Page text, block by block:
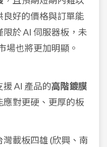
良好的價格與訂單能
於 AI 伺服器板，未
場也將更加明顯。
AI 產品的高階鍍膜
應對更硬、更厚的板
載板四雄 (欣興、南